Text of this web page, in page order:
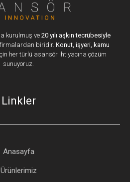
kurulmuş ve20 yılı aşkın tecrübesiyle
biridir. Konut, işyeri, kamu
her türlü asansör ihtiyacına çözüm
sunuyoruz.
Linkler
Anasayfa
Ürünlerimiz